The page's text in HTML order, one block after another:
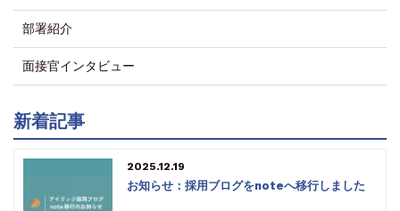
部署紹介
面接官インタビュー
新着記事
2025.12.19
お知らせ：採用ブログをnoteへ移行しました